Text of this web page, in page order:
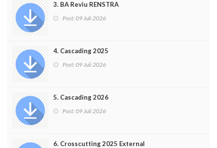
3. BA Reviu RENSTRA
Post:09 Juli 2026
4. Cascading 2025
Post:09 Juli 2026
5. Cascading 2026
Post:09 Juli 2026
6. Crosscutting 2025 External